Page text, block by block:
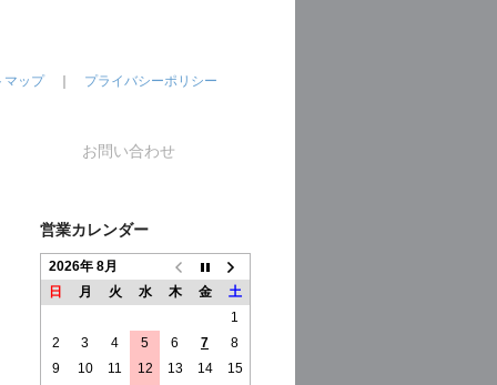
マップ｜ プライバシーポリシー
お問い合わせ
営業カレンダー
2026年 8月
日
月 火 水 木 金
土
1
2
3 4 5 6 7
8
9
10 11 12 13 14
15